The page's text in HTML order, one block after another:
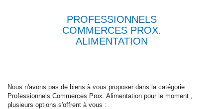
PROFESSIONNELS
COMMERCES PROX.
ALIMENTATION
Nous n'avons pas de biens à vous proposer dans la catégorie
Professionnels Commerces Prox. Alimentation pour le moment ,
plusieurs options s'offrent à vous :